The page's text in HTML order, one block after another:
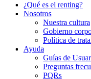
¿Qué es el renting?
Nosotros
Nuestra cultura
Gobierno
Política de
Ayuda
Guías de
Preguntas
PQRs